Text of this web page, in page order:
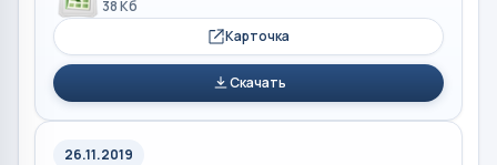
38 Кб
Карточка
Скачать
26.11.2019